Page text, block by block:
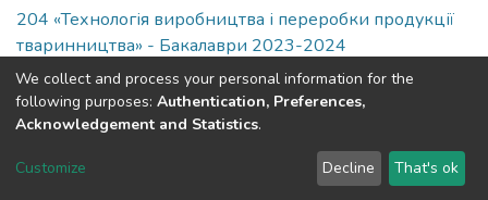
204 «Технологія виробництва і переробки продукції
тваринництва» - Бакалаври 2023-2024
Full item page
DSpace software copyright © 2002-2026 LYRASIS
Send Feedback
We collect and process your personal information for the
following purposes: Authentication, Preferences,
Acknowledgement and Statistics.
Customize Decline That's ok